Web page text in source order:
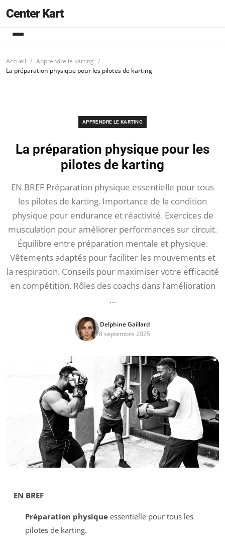
Center Kart
Accueil
Apprendre le karting
La préparation physique pour les pilotes de karting
APPRENDRE LE KARTING
La préparation physique pour les
pilotes de karting
EN BREF Préparation physique essentielle pour tous
les pilotes de karting. Importance de la condition
physique pour endurance et réactivité. Exercices de
musculation pour améliorer performances sur circuit.
Équilibre entre préparation mentale et physique.
Vêtements adaptés pour faciliter les mouvements et
la respiration. Conseils pour maximiser votre efficacité
en compétition. Rôles des coachs dans l’amélioration
…
Delphine Gaillard
8 septembre 2025
EN BREF
Préparation physiqueessentielle pour tous les
pilotes de karting.